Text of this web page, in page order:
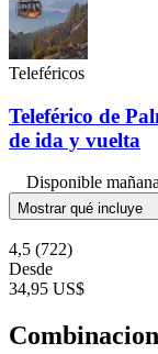
Teleféricos
Teleférico de
de ida y vuelta
Disponible mañana
Mostrar qué incluye
4,5 (722)
Desde
34,95 US$